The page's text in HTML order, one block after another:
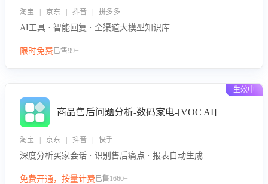
淘宝 | 京东 | 抖音 | 拼多多
AI工具 · 智能回复 · 全渠道大模型知识库
限时免费已售99+
生效中
商品售后问题分析-数码家电-[VOC AI]
淘宝 | 京东 | 抖音 | 快手
深度分析买家会话 · 识别售后痛点 · 报表自动生成
免费开通，按量计费已售1660+